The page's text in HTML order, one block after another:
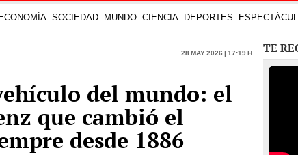
ECONOMÍA SOCIEDAD MUNDO CIENCIA DEPORTES
28 May 2026 | 17:19 h
del mundo: el
que cambió el
desde 1886
TE